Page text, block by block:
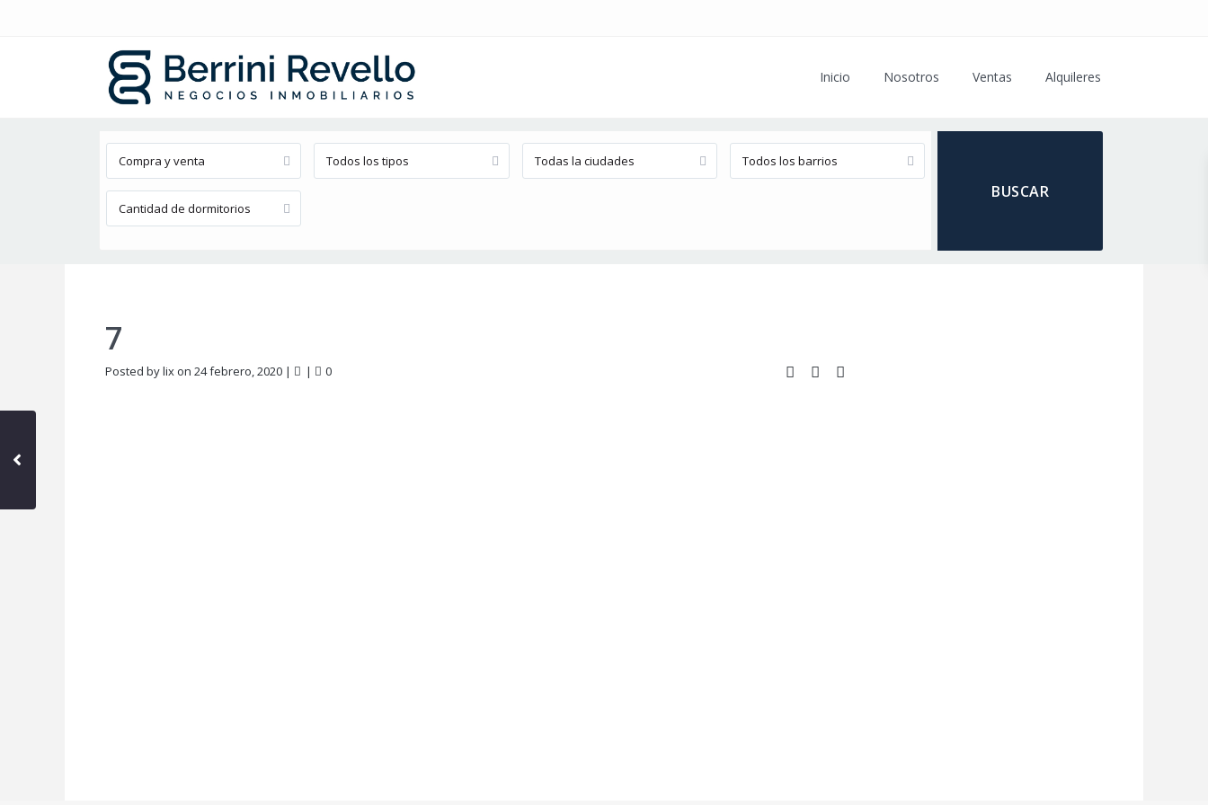
Inicio Nosotros Ventas Alquileres
Búsqueda avanzada
Compra y venta Todos los tipos Todas la ciudades Todos los barrios
Cantidad de dormitorios
7
Posted by lix on 24 febrero, 2020 | | 0